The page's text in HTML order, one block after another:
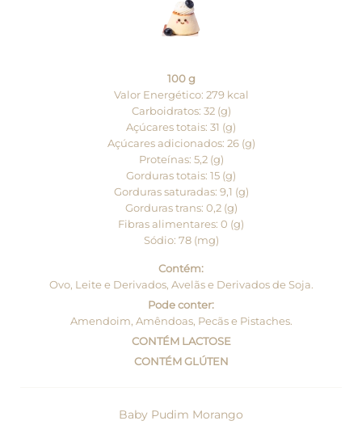
100 g
Valor Energético: 279 kcal
Carboidratos: 32 (g)
Açúcares totais: 31 (g)
Açúcares adicionados: 26 (g)
Proteínas: 5,2 (g)
Gorduras totais: 15 (g)
Gorduras saturadas: 9,1 (g)
Gorduras trans: 0,2 (g)
Fibras alimentares: 0 (g)
Sódio: 78 (mg)
Contém:
Ovo, Leite e Derivados, Avelãs e Derivados de Soja.
Pode conter:
Amendoim, Amêndoas, Pecãs e Pistaches.
CONTÉM LACTOSE
CONTÉM GLÚTEN
Baby Pudim Morango